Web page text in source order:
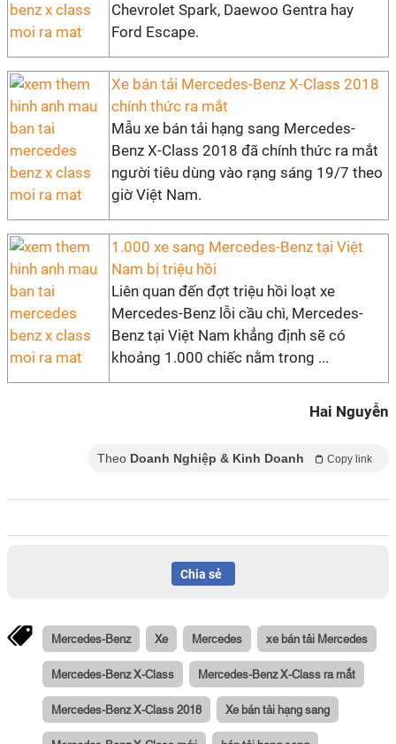
Chevrolet Spark, Daewoo Gentra hay
Ford Escape.
Xe bán tải Mercedes-Benz X-Class 2018
chính thức ra mắt
Mẫu xe bán tải hạng sang Mercedes-
Benz X-Class 2018 đã chính thức ra mắt
người tiêu dùng vào rạng sáng 19/7 theo
giờ Việt Nam.
1.000 xe sang Mercedes-Benz tại Việt
Nam bị triệu hồi
Liên quan đến đợt triệu hồi loạt xe
Mercedes-Benz lỗi cầu chì, Mercedes-
Benz tại Việt Nam khẳng định sẽ có
khoảng 1.000 chiếc nằm trong ...
Hai Nguyễn
Theo Doanh Nghiệp & Kinh Doanh Copy link
Chia sẻ
Mercedes-Benz Xe Mercedes xe bán tải Mercedes
Mercedes-Benz X-Class Mercedes-Benz X-Class ra mắt
Mercedes-Benz X-Class 2018 Xe bán tải hạng sang